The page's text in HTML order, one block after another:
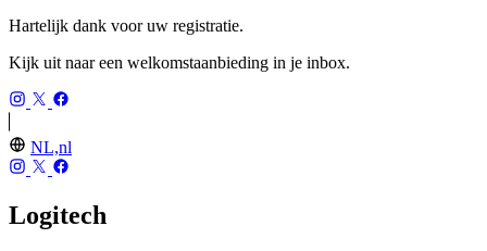
Hartelijk dank voor uw registratie.
Kijk uit naar een welkomstaanbieding in je inbox.
NL,nl
Logitech